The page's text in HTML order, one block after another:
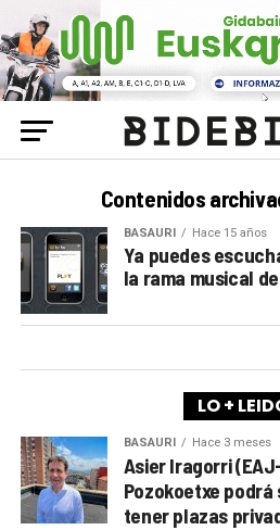
Contenidos
BASAURI Hace 15 años
Ya puedes
la rama musical
LO +
BASAURI Hace 3 meses
Asier Iragorri
Pozokoetxe
tener plazas